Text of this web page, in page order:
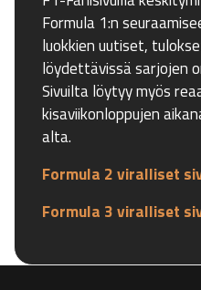
Formula 1:n
luokkien uutiset,
löydettävissä sarjojen
Sivuilta löytyy myös
kisaviikonloppujen
alta.
Formula 2 viralliset
Formula 3 viralliset